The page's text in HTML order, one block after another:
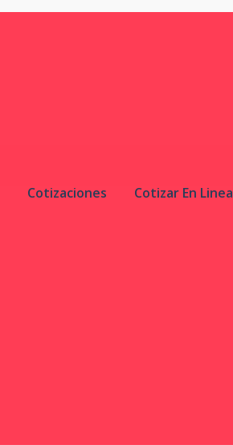
Cotizaciones Cotizar En Linea